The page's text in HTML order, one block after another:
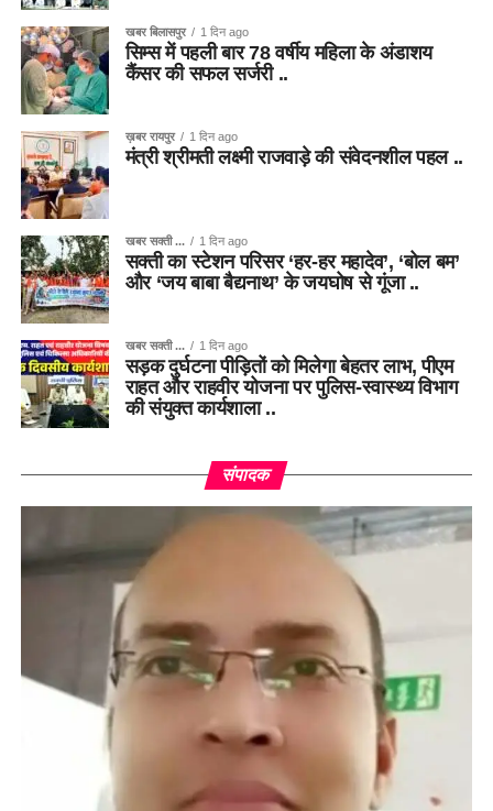
खबर बिलासपुर 1 दिन ago
सिम्स में पहली बार 78 वर्षीय महिला के अंडाशय
कैंसर की सफल सर्जरी ..
ख़बर रायपुर 1 दिन ago
मंत्री श्रीमती लक्ष्मी राजवाड़े की संवेदनशील पहल ..
खबर सक्ती ... 1 दिन ago
सक्ती का स्टेशन परिसर ‘हर-हर महादेव’, ‘बोल बम’
और ‘जय बाबा बैद्यनाथ’ के जयघोष से गूंजा ..
खबर सक्ती ... 1 दिन ago
सड़क दुर्घटना पीड़ितों को मिलेगा बेहतर लाभ, पीएम
राहत और राहवीर योजना पर पुलिस-स्वास्थ्य विभाग
की संयुक्त कार्यशाला ..
संपादक